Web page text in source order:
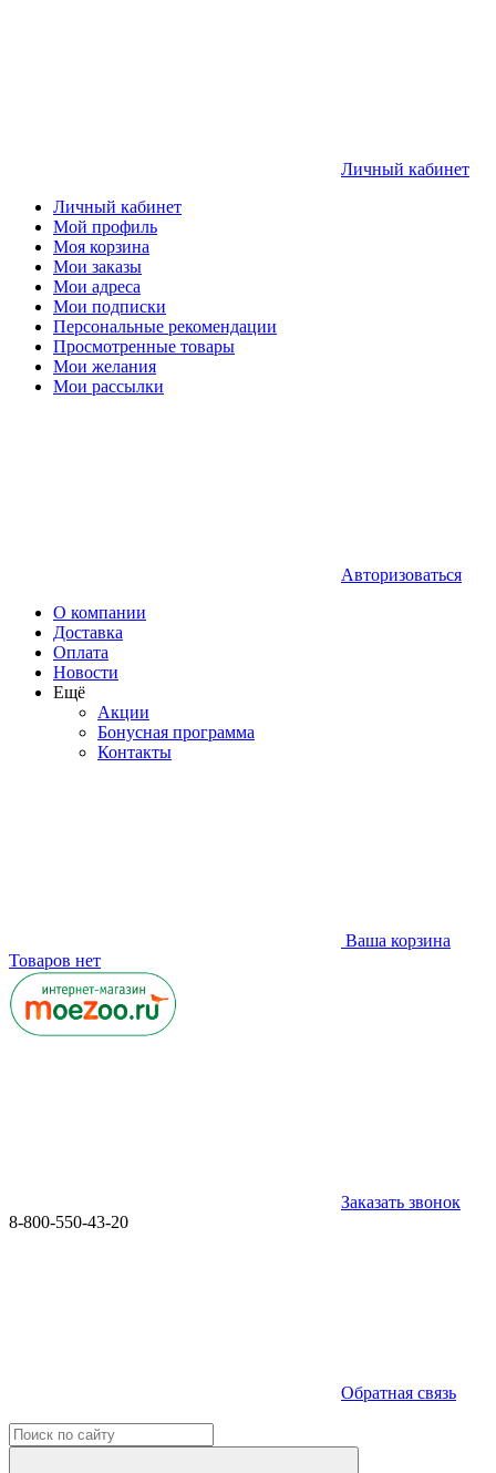
Личный кабинет
Личный кабинет
Мой профиль
Моя корзина
Мои заказы
Мои адреса
Мои подписки
Персональные рекомендации
Просмотренные товары
Мои желания
Мои рассылки
Авторизоваться
О компании
Доставка
Оплата
Новости
Ещё
Акции
Бонусная программа
Контакты
Ваша корзина
Товаров нет
Заказать звонок
8-800-550-43-20
Обратная связь